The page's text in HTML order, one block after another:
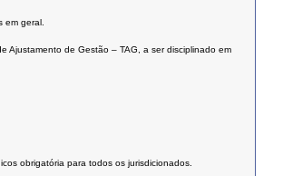
em geral.
Ajustamento de Gestão – TAG, a ser disciplinado em
obrigatória para todos os jurisdicionados.